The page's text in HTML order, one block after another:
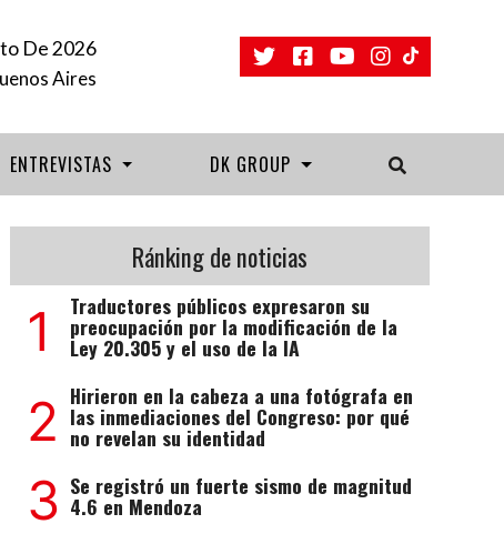
De 2026
Aires
ENTREVISTAS DK GROUP
Ránking de noticias
1 Traductores públicos expresaron su
preocupación por la modificación de la
Ley 20.305 y el uso de la IA
2 Hirieron en la cabeza a una fotógrafa en
las inmediaciones del Congreso: por qué
no revelan su identidad
3 Se registró un fuerte sismo de magnitud
4.6 en Mendoza